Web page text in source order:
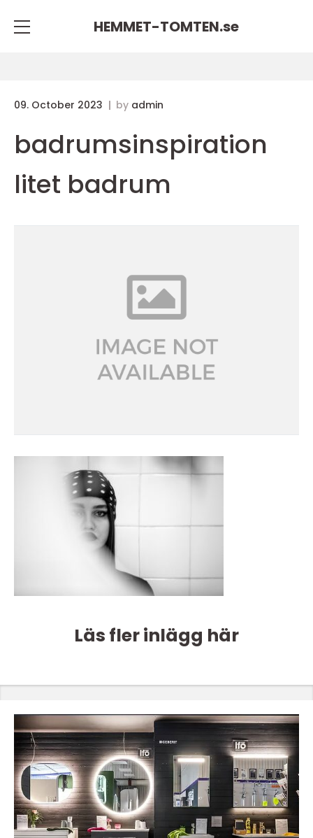
HEMMET-TOMTEN.se
09. October 2023 by admin
badrumsinspiration
litet badrum
Läs fler inlägg här